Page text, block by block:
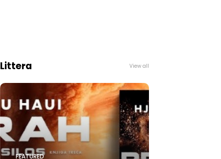
Littera View all
FEATURED